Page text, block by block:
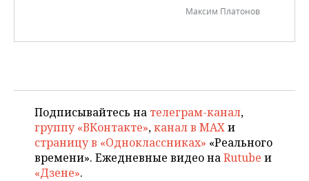
Максим Платонов
Подписывайтесь на телеграм-канал,
группу «ВКонтакте»,канал в MAXи
страницу в «Одноклассниках» «Реального
времени». Ежедневные видео наRutube и
«Дзене».